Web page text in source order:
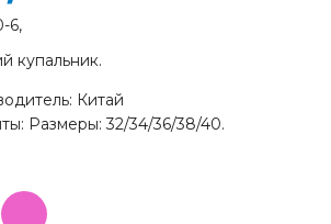
купальник.
Китай
Размеры: 32/34/36/38/40.
6,